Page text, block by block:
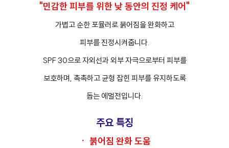
"민감한 피부를 위한 낮 동안의 진정 케어"
가볍고 순한 포뮬러로 붉어짐을 완화하고
피부를 진정시켜줍니다.
SPF 30으로 자외선과 외부 자극으로부터 피부를
보호하며, 촉촉하고 균형 잡힌 피부를 유지하도록
돕는 에멀전입니다.
주요 특징
ㆍ 붉어짐 완화 도움